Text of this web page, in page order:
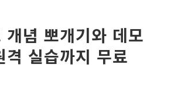
개념 뽀개기와 데모
격 실습까지 무료